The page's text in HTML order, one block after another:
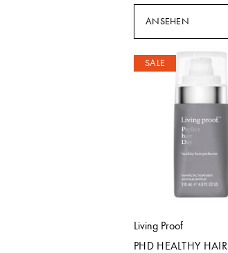
ANSEHEN
SALE
Living Proof
PHD HEALTHY HAIR